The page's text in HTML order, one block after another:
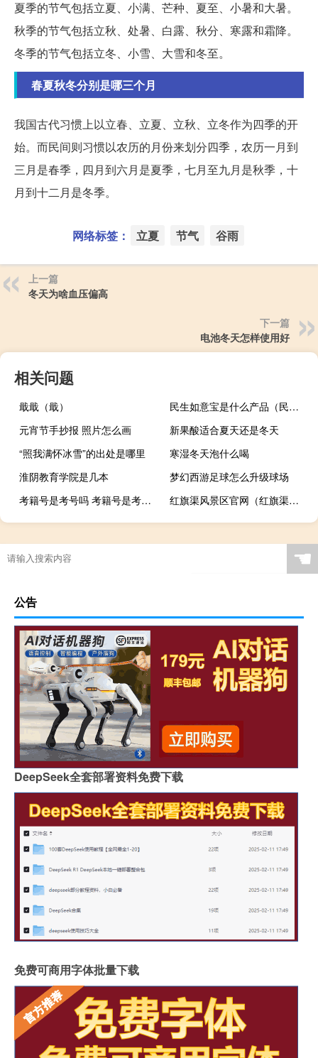
夏季的节气包括立夏、小满、芒种、夏至、小暑和大暑。
秋季的节气包括立秋、处暑、白露、秋分、寒露和霜降。
冬季的节气包括立冬、小雪、大雪和冬至。
春夏秋冬分别是哪三个月
我国古代习惯上以立春、立夏、立秋、立冬作为四季的开
始。而民间则习惯以农历的月份来划分四季，农历一月到
三月是春季，四月到六月是夏季，七月至九月是秋季，十
月到十二月是冬季。
网络标签： 立夏 节气 谷雨
上一篇
冬天为啥血压偏高
下一篇
电池冬天怎样使用好
相关问题
戢戢（戢）
民生如意宝是什么产品（民生如意宝申购是什么意思）
元宵节手抄报 照片怎么画
新果酸适合夏天还是冬天
“照我满怀冰雪”的出处是哪里
寒湿冬天泡什么喝
淮阴教育学院是几本
梦幻西游足球怎么升级球场
考籍号是考号吗 考籍号是考生号吗
红旗渠风景区官网（红旗渠风景区）
☚
公告
DeepSeek全套部署资料免费下载
免费可商用字体批量下载